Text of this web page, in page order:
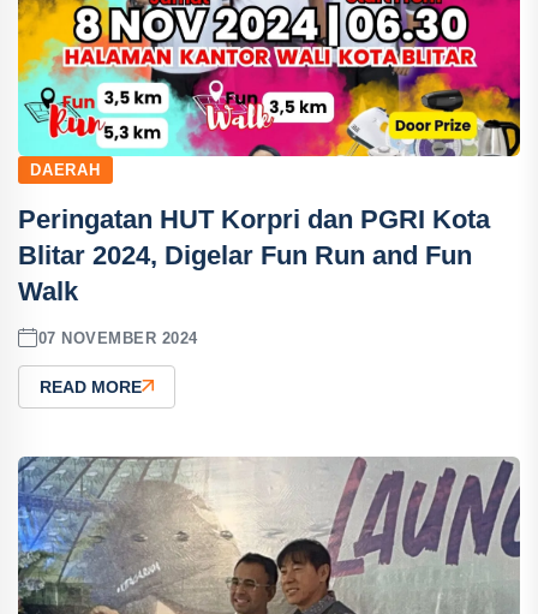
DAERAH
Peringatan HUT Korpri dan PGRI Kota
Blitar 2024, Digelar Fun Run and Fun
Walk
07 NOVEMBER 2024
READ MORE